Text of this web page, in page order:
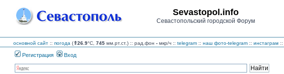
Sevastopol.info
Севастопольский городской Форум
основной сайт :: погода (⇑26.9°C, 745 мм.рт.ст.) :: рад.фон - мкр/ч :: telegram :: наш фото-telegram :: инстаграм ::
Регистрация Вход